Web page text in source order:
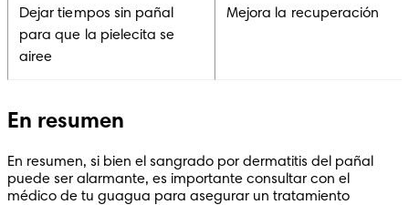
Dejar tiempos sin pañal
para que la pielecita se
airee
Mejora la recuperación
En resumen
En resumen, si bien el sangrado por dermatitis del pañal
puede ser alarmante, es importante consultar con el
médico de tu guagua para asegurar un tratamiento